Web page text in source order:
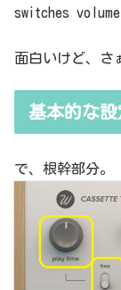
switches
面白いけど、さ
基本的な設
で、根幹部分。